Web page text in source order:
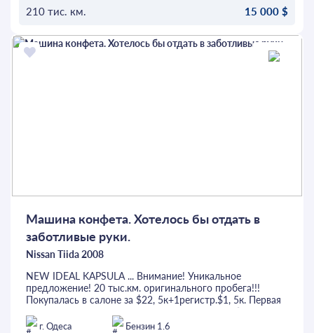
210 тис. км. 15 000 $
ОСТАВИТЬ ЗАЯВКУ
Машина конфета. Хотелось бы отдать в
заботливые руки.
Nissan Tiida 2008
NEW IDEAL KAPSULA ... Внимание! Уникальное
предложение! 20 тыс.км. оригинального пробега!!!
Покупалась в салоне за $22, 5к+1регистр.$1, 5к. Первая
и единственная регистр. Буква J в вин-коде обозначает
сборку(Japan). Красивый бежевый салон, в сочетании с
г. Одеса
Бензин 1.6